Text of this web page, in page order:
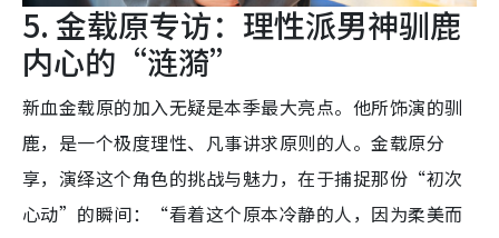
5. 金载原专访：理性派男神驯鹿
内心的“涟漪”
新血金载原的加入无疑是本季最大亮点。他所饰演的驯
鹿，是一个极度理性、凡事讲求原则的人。金载原分
享，演绎这个角色的挑战与魅力，在于捕捉那份“初次
心动”的瞬间：“看着这个原本冷静的人，因为柔美而